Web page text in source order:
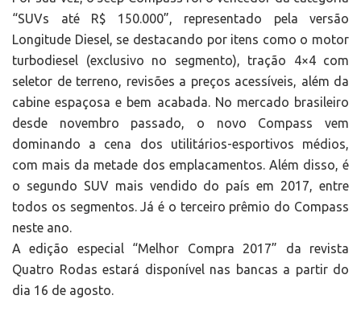
“SUVs até R$ 150.000”, representado pela versão
Longitude Diesel, se destacando por itens como o motor
turbodiesel (exclusivo no segmento), tração 4×4 com
seletor de terreno, revisões a preços acessíveis, além da
cabine espaçosa e bem acabada. No mercado brasileiro
desde novembro passado, o novo Compass vem
dominando a cena dos utilitários-esportivos médios,
com mais da metade dos emplacamentos. Além disso, é
o segundo SUV mais vendido do país em 2017, entre
todos os segmentos. Já é o terceiro prêmio do Compass
neste ano.
A edição especial “Melhor Compra 2017” da revista
Quatro Rodas estará disponível nas bancas a partir do
dia 16 de agosto.